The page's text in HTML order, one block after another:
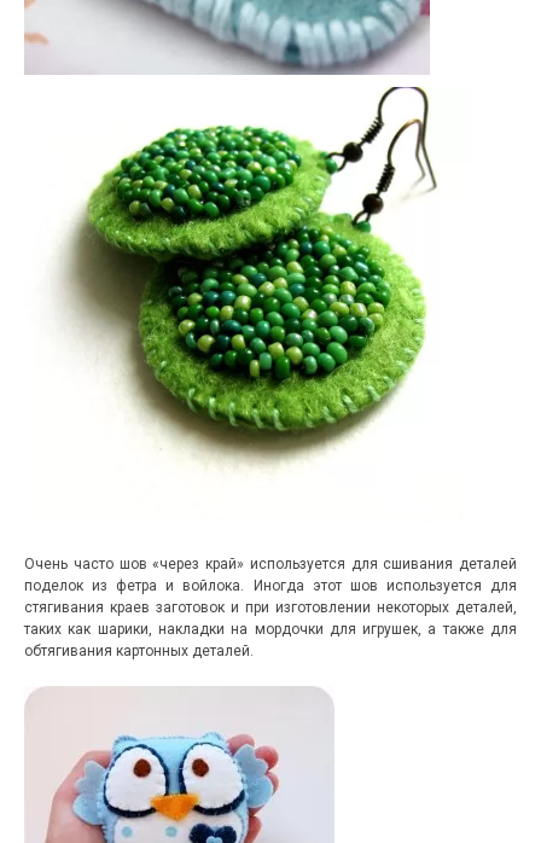
Очень часто шов «через край» используется для сшивания деталей
поделок из фетра и войлока. Иногда этот шов используется для
стягивания краев заготовок и при изготовлении некоторых деталей,
таких как шарики, накладки на мордочки для игрушек, а также для
обтягивания картонных деталей.